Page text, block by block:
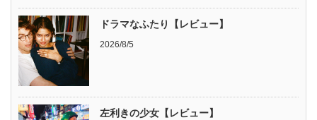
ドラマなふたり【レビュー】
2026/8/5
左利きの少女【レビュー】